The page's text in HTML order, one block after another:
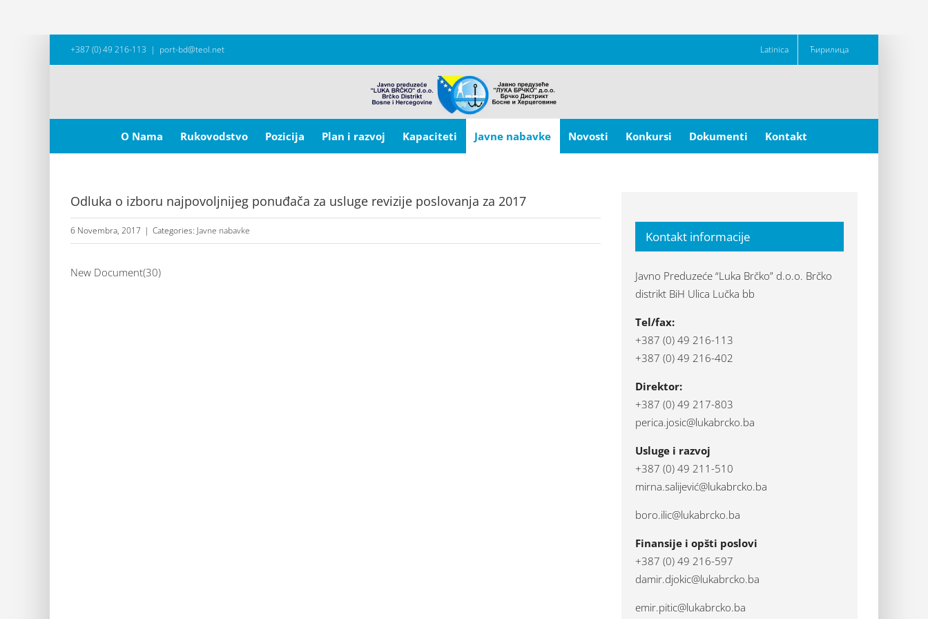
+387 (0) 49 216-113 | port-bd@teol.net Latinica Ћирилица
for:
O Nama
Rukovodstvo Pozicija Plan i razvoj Kapaciteti Javne nabavke Novosti Konkursi Dokumenti Kontakt
Odluka o izboru najpovoljnijeg ponuđača za usluge revizije poslovanja za 2017
6 Novembra, 2017 | Categories: Javne nabavke
New Document(30)
Kontakt informacije
Javno Preduzeće “Luka Brčko” d.o.o. Brčko
distrikt BiH Ulica Lučka bb
Tel/fax:
+387 (0) 49 216-113
+387 (0) 49 216-402
Direktor:
+387 (0) 49 217-803
perica.josic@lukabrcko.ba
Usluge i razvoj
+387 (0) 49 211-510
mirna.salijević@lukabrcko.ba
boro.ilic@lukabrcko.ba
Finansije i opšti poslovi
+387 (0) 49 216-597
damir.djokic@lukabrcko.ba
emir.pitic@lukabrcko.ba